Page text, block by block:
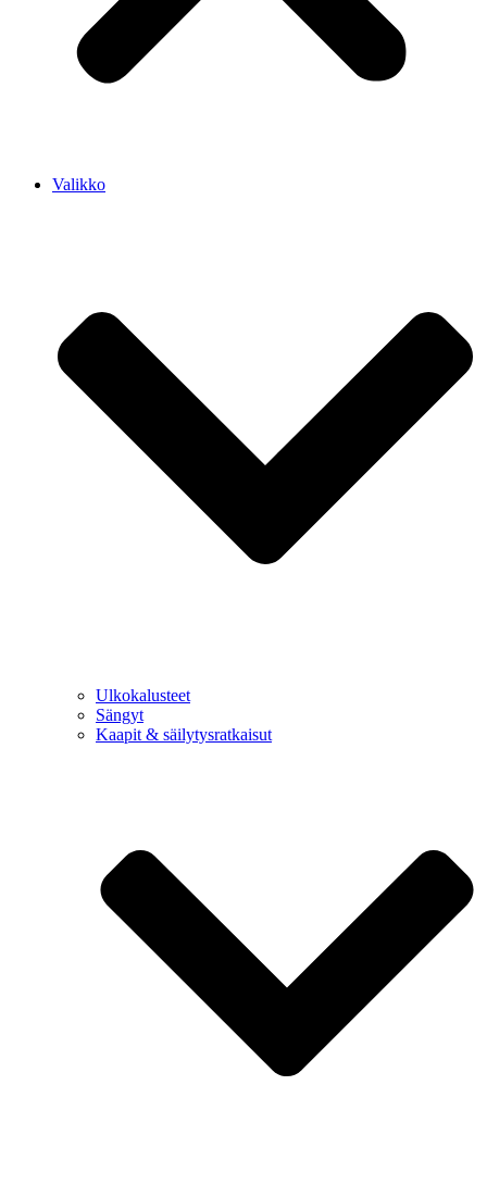
Valikko
Ulkokalusteet
Sängyt
Kaapit & säilytysratkaisut